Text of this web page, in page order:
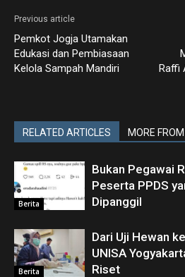
Previous article
Pemkot Jogja Utamakan
Edukasi dan Pembiasaan
Kelola Sampah Mandiri
Raffi
RELATED ARTICLES MORE
Berita
Bukan Pegawai
Peserta PPDS
Dipanggil
Berita
Dari Uji Hewan
UNISA
Riset